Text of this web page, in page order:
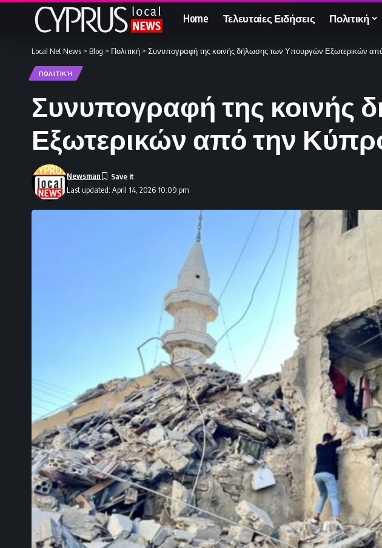
Home Τελευταίες Ειδήσεις Πολιτική
Local Net News > Blog > Πολιτική > Συνυπογραφή της κοινής δήλωσης των Υπουργών Εξωτερικών
ΠΟΛΙΤΙΚΉ
Συνυπογραφή της
Εξωτερικών από την
Last updated: April 14, 2026 10:09 pm
Newsman